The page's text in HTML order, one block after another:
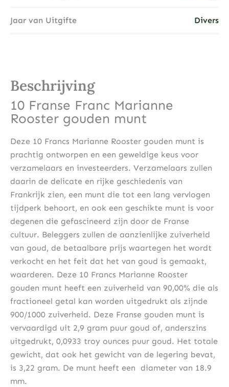
Jaar van Uitgifte Divers
Beschrijving
10 Franse Franc Marianne
Rooster gouden munt
Deze 10 Francs Marianne Rooster gouden munt is
prachtig ontworpen en een geweldige keus voor
verzamelaars en investeerders. Verzamelaars zullen
daarin de delicate en rijke geschiedenis van
Frankrijk zien, een munt die tot een lang vervlogen
tijdperk behoort, en ook een geschikte munt is voor
degenen die gefascineerd zijn door de Franse
cultuur. Beleggers zullen de aanzienlijke zuiverheid
van goud, de betaalbare prijs waartegen het wordt
verkocht en het feit dat het van goud is gemaakt,
waarderen. Deze 10 Francs Marianne Rooster
gouden munt heeft een zuiverheid van 90,00% die als
fractioneel getal kan worden uitgedrukt als zijnde
900/1000 zuiverheid. Deze Franse gouden munt is
vervaardigd uit 2,9 gram puur goud of, anderszins
uitgedrukt, 0,0933 troy ounces puur goud. Het totale
gewicht, dat ook het gewicht van de legering bevat,
is 3,22 gram. De munt heeft een diameter van 18.9
mm.